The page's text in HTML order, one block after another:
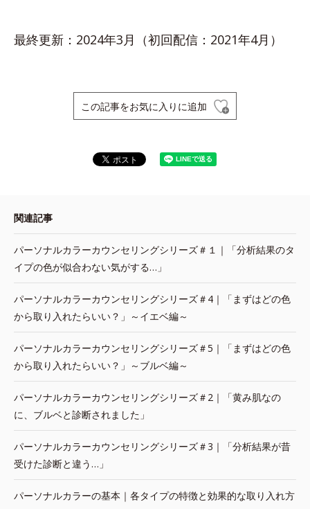
最終更新：2024年3月（初回配信：2021年4月）
この記事をお気に入りに追加
関連記事
パーソナルカラーカウンセリングシリーズ＃１｜「分析結果のタ
イプの色が似合わない気がする…」
パーソナルカラーカウンセリングシリーズ＃4｜「まずはどの色
から取り入れたらいい？」～イエベ編～
パーソナルカラーカウンセリングシリーズ＃5｜「まずはどの色
から取り入れたらいい？」～ブルベ編～
パーソナルカラーカウンセリングシリーズ＃2｜「黄み肌なの
に、ブルベと診断されました」
パーソナルカラーカウンセリングシリーズ＃3｜「分析結果が昔
受けた診断と違う…」
パーソナルカラーの基本｜各タイプの特徴と効果的な取り入れ方